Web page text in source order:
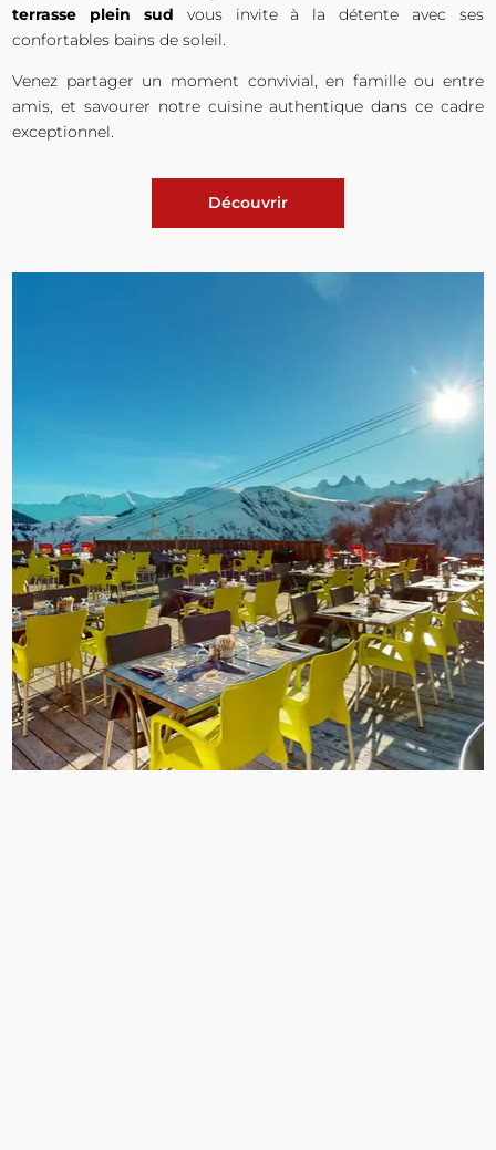
terrasse plein sud vous invite à la détente avec ses
confortables bains de soleil.
Venez partager un moment convivial, en famille ou entre
amis, et savourer notre cuisine authentique dans ce cadre
exceptionnel.
Découvrir